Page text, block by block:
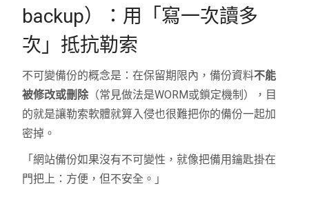
backup）：用「寫一次讀多
次」抵抗勒索
不可變備份的概念是：在保留期限內，備份資料不能
被修改或刪除（常見做法是WORM或鎖定機制），目
的就是讓勒索軟體就算入侵也很難把你的備份一起加
密掉。
「網站備份如果沒有不可變性，就像把備用鑰匙掛在
門把上：方便，但不安全。」